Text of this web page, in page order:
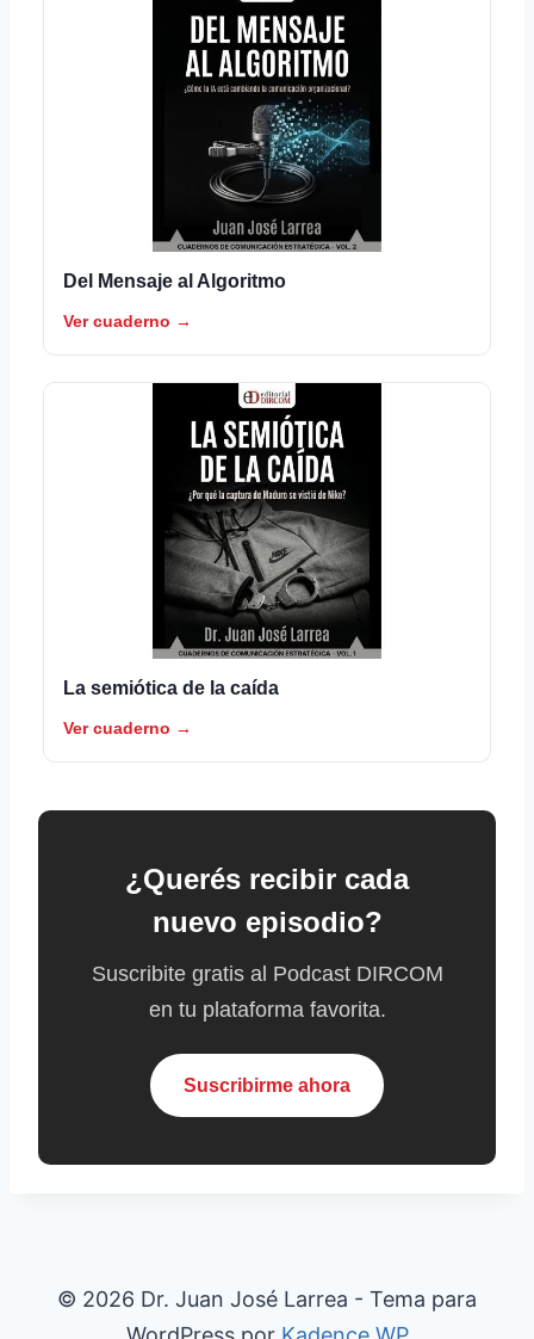
Del Mensaje al Algoritmo
Ver cuaderno →
La semiótica de la caída
Ver cuaderno →
¿Querés recibir cada
nuevo episodio?
Suscribite gratis al Podcast DIRCOM
en tu plataforma favorita.
Suscribirme ahora
© 2026 Dr. Juan José Larrea - Tema para